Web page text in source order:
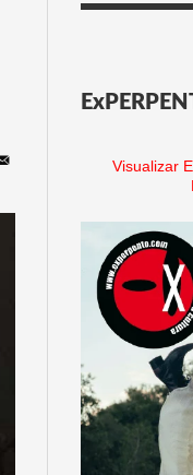
Visualizar